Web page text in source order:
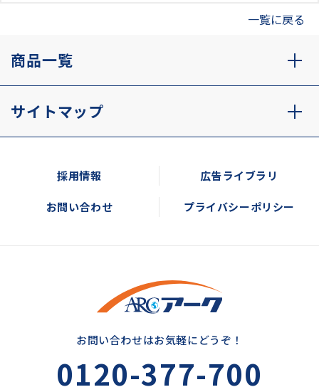
一覧に戻る
商品一覧
サイトマップ
採用情報 広告ライブラリ
お問い合わせ プライバシーポリシー
お問い合わせはお気軽にどうぞ！
0120-377-700